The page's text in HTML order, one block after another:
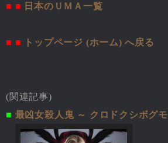
■ ■ 日本のＵＭＡ一覧
■ ■ トップページ (ホーム) へ戻る
(関連記事)
■ 最凶女殺人鬼 ～ クロドクシボグモ